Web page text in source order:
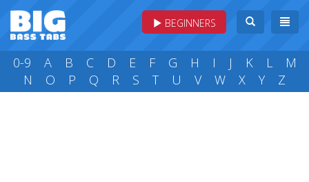
BEGINNERS
0-9 A B C D E F G H I J K L
M
N
O P Q R S T U V W X Y Z